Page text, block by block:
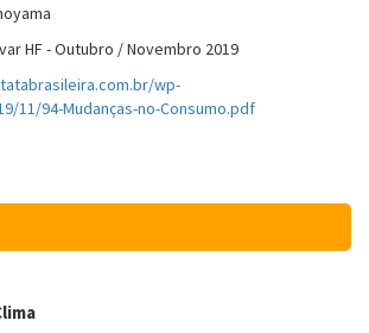
HF - Outubro / Novembro 2019
wp-
11/94-Mudanças-no-Consumo.pdf